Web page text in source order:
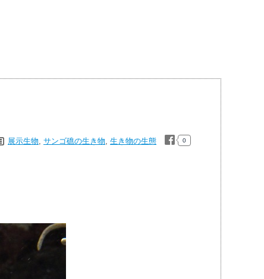
展示生物, サンゴ礁の生き物, 生き物の生態 0